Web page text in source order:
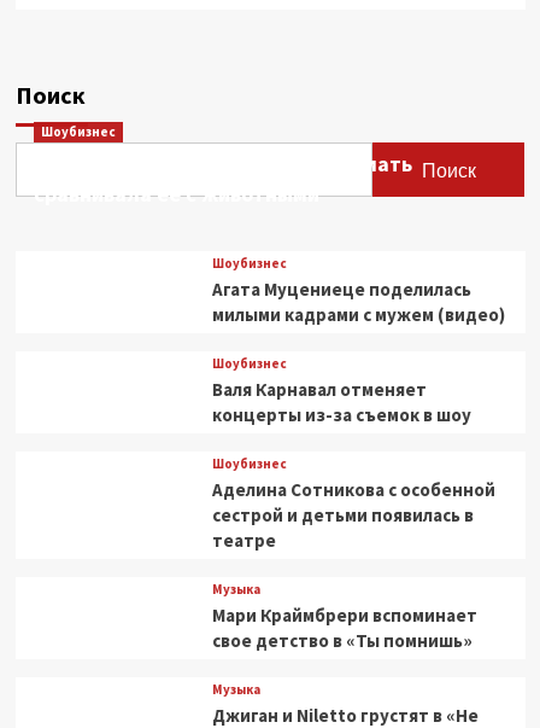
Поиск
Поиск
Шоубизнес
Этери Тутберидзе заявила, что мать
сравнивала ее с животными
Шоубизнес
Агата Муцениеце поделилась
милыми кадрами с мужем (видео)
Шоубизнес
Валя Карнавал отменяет
концерты из-за съемок в шоу
Шоубизнес
Аделина Сотникова с особенной
сестрой и детьми появилась в
театре
Музыка
Мари Краймбрери вспоминает
свое детство в «Ты помнишь»
Музыка
Джиган и Niletto грустят в «Не